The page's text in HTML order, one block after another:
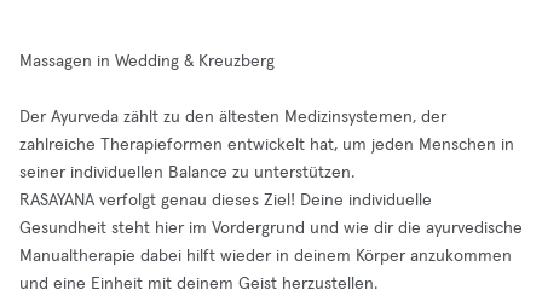
Massagen in Wedding & Kreuzberg
Der Ayurveda zählt zu den ältesten Medizinsystemen, der
zahlreiche Therapieformen entwickelt hat, um jeden Menschen in
seiner individuellen Balance zu unterstützen.
RASAYANA verfolgt genau dieses Ziel! Deine individuelle
Gesundheit steht hier im Vordergrund und wie dir die ayurvedische
Manualtherapie dabei hilft wieder in deinem Körper anzukommen
und eine Einheit mit deinem Geist herzustellen.